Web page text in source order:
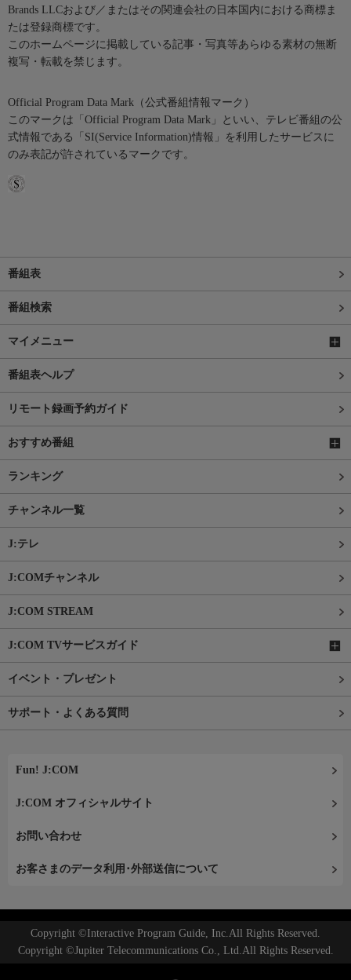
Brands LLCおよび／またはその関連会社の日本国内における商標ま
たは登録商標です。
このホームページに掲載している記事・写真等あらゆる素材の無断
複写・転載を禁じます。
Official Program Data Mark（公式番組情報マーク）
このマークは「Official Program Data Mark」といい、テレビ番組の公
式情報である「SI(Service Information)情報」を利用したサービスに
のみ表記が許されているマークです。
番組表
番組検索
マイメニュー
番組表ヘルプ
リモート録画予約ガイド
おすすめ番組
ランキング
チャンネル一覧
J:テレ
J:COMチャンネル
J:COM STREAM
J:COM TVサービスガイド
イベント・プレゼント
サポート・よくある質問
Fun! J:COM
J:COM オフィシャルサイト
お問い合わせ
お客さまのデータ利用･外部送信について
Copyright ©Interactive Program Guide, Inc.All Rights Reserved.
Copyright ©Jupiter Telecommunications Co., Ltd.All Rights Reserved.